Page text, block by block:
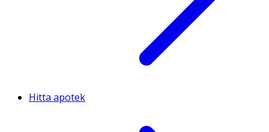
Hitta apotek